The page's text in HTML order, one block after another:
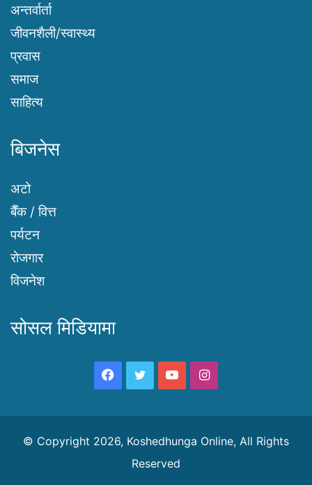
अन्तर्वार्ता
जीवनशैली/स्वास्थ्य
प्रवास
समाज
साहित्य
बिजनेस
अटो
बैँक / वित्त
पर्यटन
रोजगार
विजनेश
सोसल मिडियामा
Facebook
TwitterYouTubeInstagram
© Copyright 2026, Koshedhunga Online, All Rights
Reserved